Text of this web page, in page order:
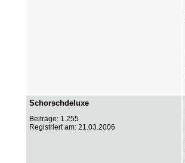
Schorschdeluxe
Beiträge: 1.255
Registriert am: 21.03.2006